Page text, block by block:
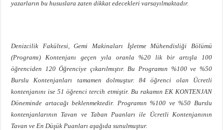
yazarların bu hususlara zaten dikkat edecekleri varsayılmaktadır.
Denizcilik Fakültesi, Gemi Makinaları İşletme Mühendisliği Bölümü
(Programı) Kontenjanı geçen yıla oranla %20 lik bir artışla 100
öğrenciden 120 Öğrenciye çıkarılmıştır. Bu Programın %100 ve %50
Burslu Kontenjanları tamamen dolmuştur. 84 öğrenci olan Ücretli
kontenjanını ise 51 öğrenci tercih etmiştir. Bu rakamın EK KONTENJAN
Döneminde artacağı beklenmektedir. Programın %100 ve %50 Burslu
kontenjanlarının Tavan ve Taban Puanları ile Ücretli Kontenjanının
Tavan ve En Düşük Puanları aşağıda sunulmuştur.